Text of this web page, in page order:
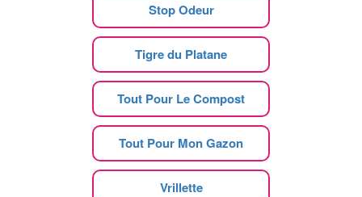
Stop Odeur
Tigre du Platane
Tout Pour Le Compost
Tout Pour Mon Gazon
Vrillette